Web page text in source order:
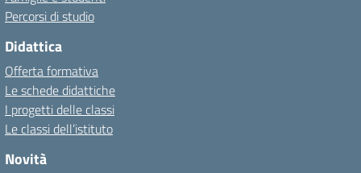
Percorsi di studio
Didattica
Offerta formativa
Le schede didattiche
I progetti delle classi
Le classi dell’istituto
Novità